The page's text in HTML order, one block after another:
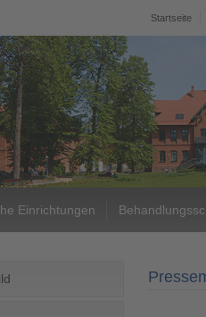
Startseite
Einrichtungen